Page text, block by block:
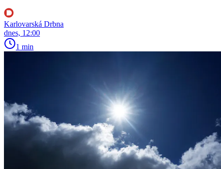
Karlovarská Drbna
dnes, 12:00
1 min